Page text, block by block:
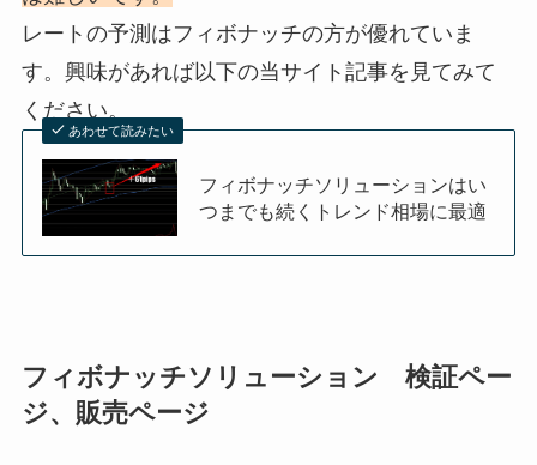
レートの予測はフィボナッチの方が優れていま
す。興味があれば以下の当サイト記事を見てみて
ください。
あわせて読みたい
フィボナッチソリューションはい
つまでも続くトレンド相場に最適
フィボナッチソリューション 検証ペー
ジ、販売ページ